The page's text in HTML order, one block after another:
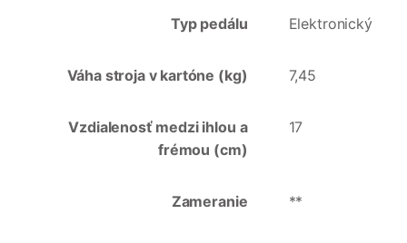
Typ pedálu Elektronický
Váha stroja v kartóne (kg) 7,45
Vzdialenosť medzi ihlou a
frémou (cm)
17
Zameranie **